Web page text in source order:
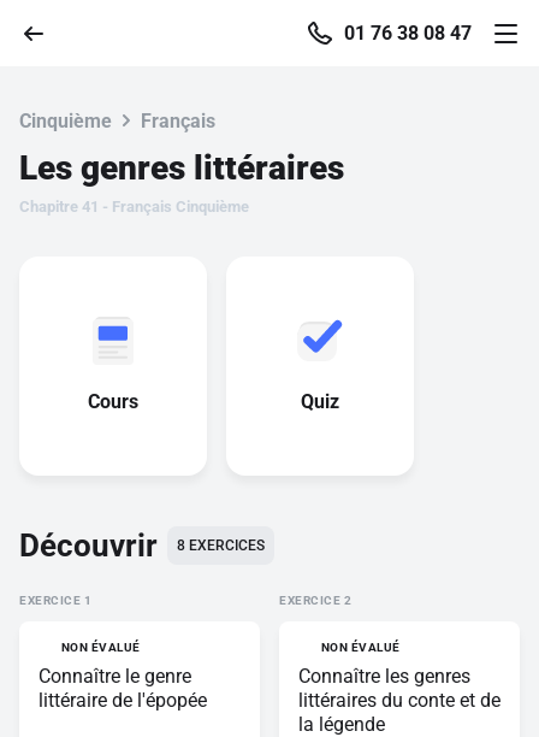
01 76 38 08 47
Recherche
Se connecter
Cinquième Français
Les genres littéraires
Chapitre 41 - Français Cinquième
Cours Quiz
Découvrir 8 EXERCICES
EXERCICE
NON ÉVALUÉ
Connaître le genre
littéraire de l'épopée
EXERCICE
NON ÉVALUÉ
Connaître les genres
littéraires du conte et de
la légende